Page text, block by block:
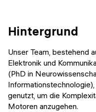
Hintergrund
Unser Team, bestehend
Elektronik und
(PhD in
genutzt, um die
Motoren anzugehen.